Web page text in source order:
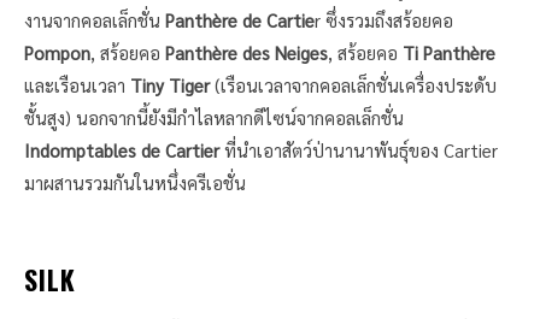
งานจากคอลเล็กชั่น Panthère de Cartier ซึ่งรวมถึงสร้อยคอ
Pompon , สร้อยคอ Panthère des Neiges , สร้อยคอ Ti Panthère
และเรือนเวลา Tiny Tiger(เรือนเวลาจากคอลเล็กชั่นเครื่องประดับ
ชั้นสูง) นอกจากนี้ยังมีกำไลหลากดีไซน์จากคอลเล็กชั่น
Indomptables de Cartierที่นำเอาสัตว์ป่านานาพันธุ์ของ Cartier
มาผสานรวมกันในหนึ่งครีเอชั่น
SILK